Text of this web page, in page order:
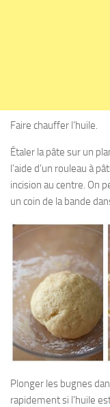
Faire chauffer l’huile.
Étaler la pâte sur un
l’aide d’un rouleau à
incision au centre. On
un coin de la bande
Plonger les bugnes
rapidement si l’huile